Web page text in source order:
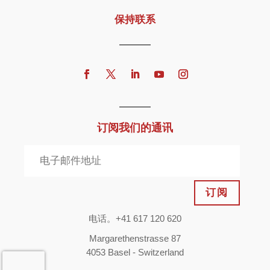
保持联系
订阅我们的通讯
订阅
电话。+41 617 120 620
Margarethenstrasse 87
4053 Basel - Switzerland